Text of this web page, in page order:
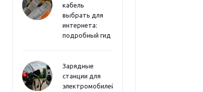
кабель
выбрать для
интернета:
подробный гид
Зарядные
станции для
электромобилей: